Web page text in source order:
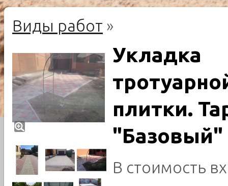
Виды работ »
Укладка
плитки.
"Базовый"
В стоимость